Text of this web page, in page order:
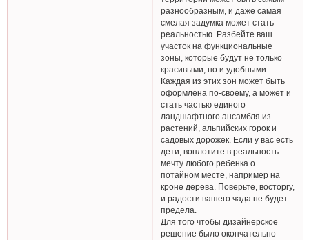
разнообразным, и даже самая
смелая задумка может стать
реальностью. Разбейте ваш
участок на функциональные
зоны, которые будут не только
красивыми, но и удобными.
Каждая из этих зон может быть
оформлена по-своему, а может и
стать частью единого
ландшафтного ансамбля из
растений, альпийских горок и
садовых дорожек. Если у вас есть
дети, воплотите в реальность
мечту любого ребенка о
потайном месте, например на
кроне дерева. Поверьте, восторгу,
и радости вашего чада не будет
предела.
Для того чтобы дизайнерское
решение было окончательно